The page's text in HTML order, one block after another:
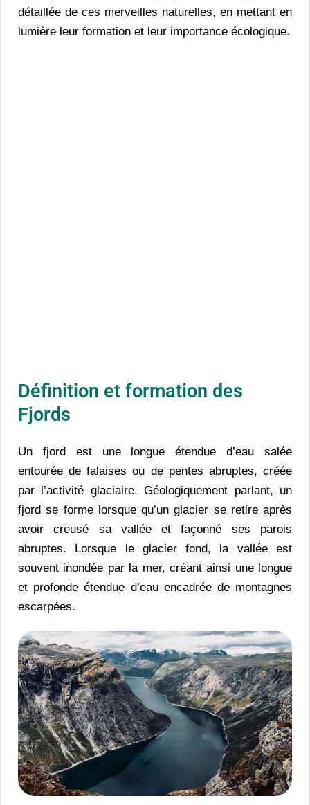
détaillée de ces merveilles naturelles, en mettant en
lumière leur formation et leur importance écologique.
Définition et formation des
Fjords
Un fjord est une longue étendue d’eau salée
entourée de falaises ou de pentes abruptes, créée
par l’activité glaciaire. Géologiquement parlant, un
fjord se forme lorsque qu’un glacier se retire après
avoir creusé sa vallée et façonné ses parois
abruptes. Lorsque le glacier fond, la vallée est
souvent inondée par la mer, créant ainsi une longue
et profonde étendue d’eau encadrée de montagnes
escarpées.